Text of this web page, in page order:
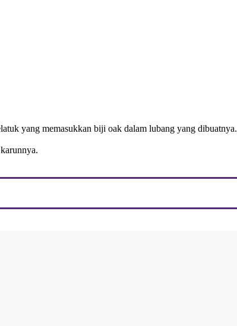
yang memasukkan biji oak dalam lubang yang dibuatnya.